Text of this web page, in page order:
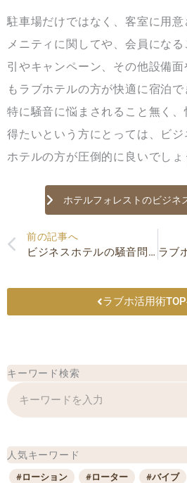
駐車場だけではなく、客室に用
メニティに関してや、会員にな
引やキャンペーン、その他設備
もラブホテルの方が快適に宿泊で
特に騒音に悩まされること無く
得たいという方にとっては、ビ
ホテルの方が圧倒的に良いでしょ
ホテルフォレストのビジネ
Prev
前の記事へ
ビジネスホテルの騒音問題～壁は薄い？厚い？～
ラブホ活用術
キーワード検索
検
索
人気キーワード
#ローション #ローター #バイブ